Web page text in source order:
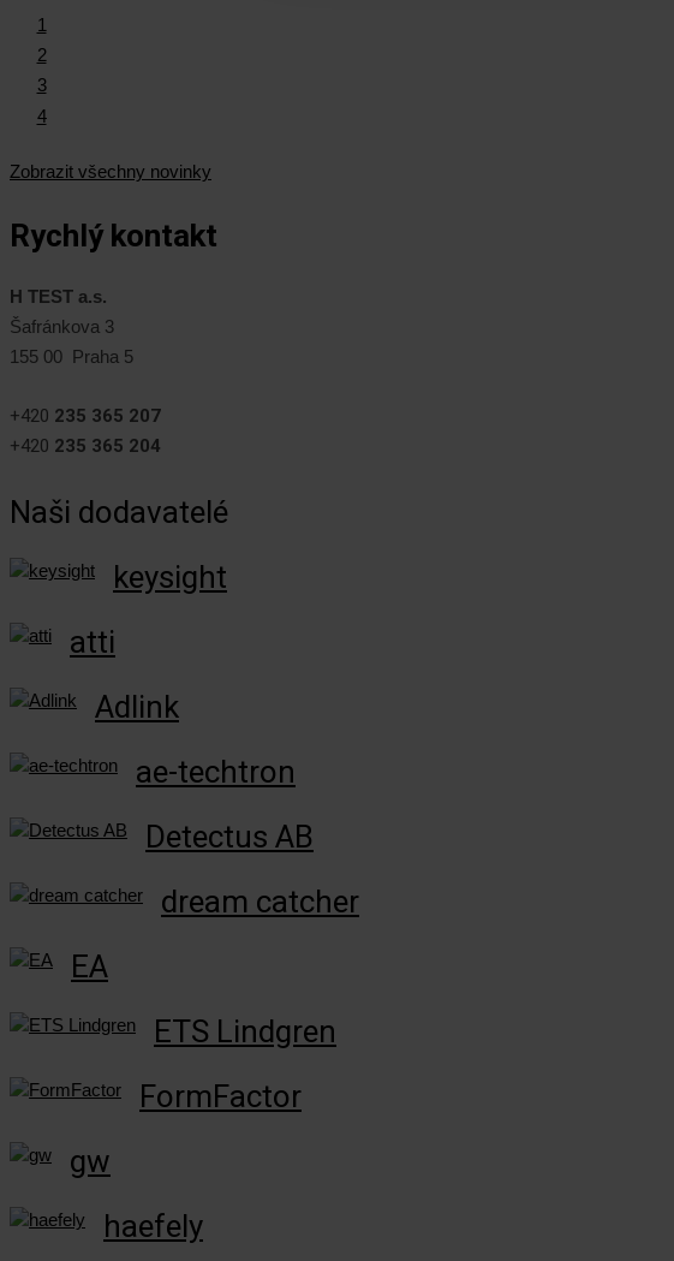
1
2
3
4
Zobrazit všechny novinky
Rychlý kontakt
H TEST a.s.
Šafránkova 3
155 00 Praha 5
+420 235 365 207
+420 235 365 204
Naši dodavatelé
keysight
atti
Adlink
ae-techtron
Detectus AB
dream catcher
EA
ETS Lindgren
FormFactor
gw
haefely